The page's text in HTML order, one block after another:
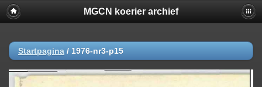
MGCN koerier archief
Startpagina / 1976-nr3-p15